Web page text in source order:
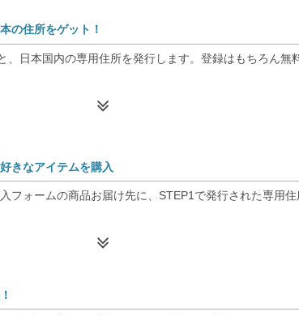
の住所をゲット！
、日本国内の専用住所を発行します。登録はもちろん無
きなアイテムを購入
フォームの商品お届け先に、STEP1で発行された専用住